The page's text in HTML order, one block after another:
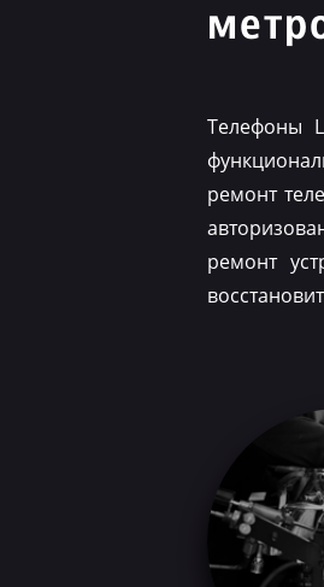
Телефоны
ремонт
ремонт